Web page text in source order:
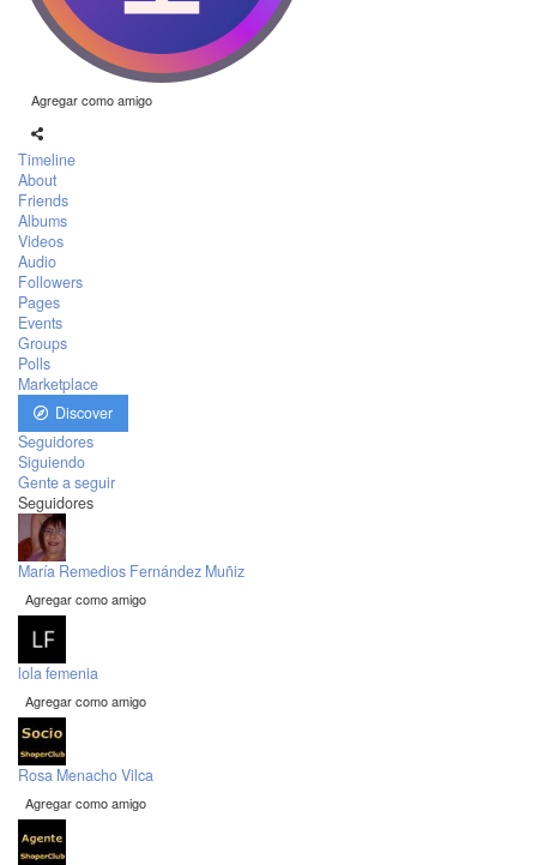
Agregar como amigo
Timeline
About
Friends
Albums
Videos
Audio
Followers
Pages
Events
Groups
Polls
Marketplace
Discover
Seguidores
Siguiendo
Gente a seguir
Seguidores
María Remedios Fernández Muñiz
Agregar como amigo
lola femenia
Agregar como amigo
Rosa Menacho Vilca
Agregar como amigo